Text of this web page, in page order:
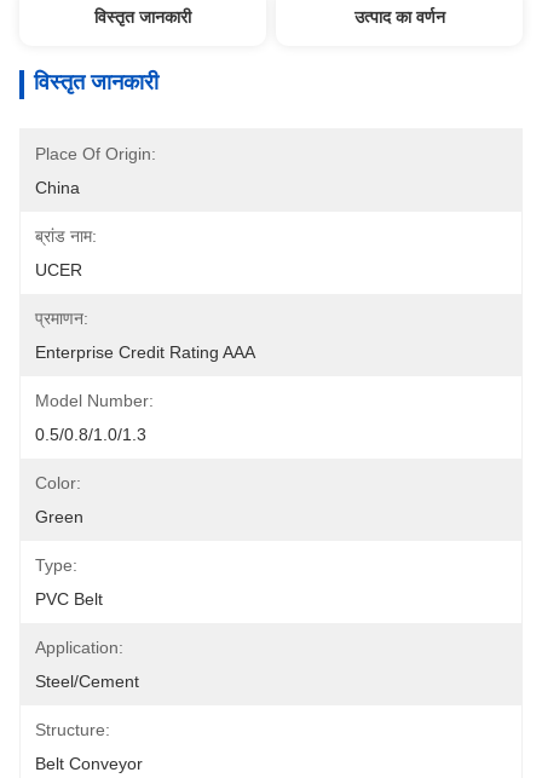
विस्तृत जानकारी उत्पाद का वर्णन
विस्तृत जानकारी
Place Of Origin:
China
ब्रांड नाम:
UCER
प्रमाणन:
Enterprise Credit Rating AAA
Model Number:
0.5/0.8/1.0/1.3
Color:
Green
Type:
PVC Belt
Application:
Steel/Cement
Structure:
Belt Conveyor